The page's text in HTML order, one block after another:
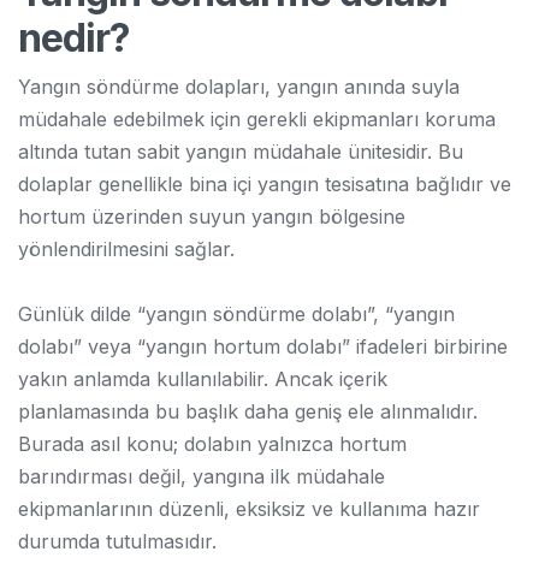
nedir?
Yangın söndürme dolapları, yangın anında suyla
müdahale edebilmek için gerekli ekipmanları koruma
altında tutan sabit yangın müdahale ünitesidir. Bu
dolaplar genellikle bina içi yangın tesisatına bağlıdır ve
hortum üzerinden suyun yangın bölgesine
yönlendirilmesini sağlar.
Günlük dilde “yangın söndürme dolabı”, “yangın
dolabı” veya “yangın hortum dolabı” ifadeleri birbirine
yakın anlamda kullanılabilir. Ancak içerik
planlamasında bu başlık daha geniş ele alınmalıdır.
Burada asıl konu; dolabın yalnızca hortum
barındırması değil, yangına ilk müdahale
ekipmanlarının düzenli, eksiksiz ve kullanıma hazır
durumda tutulmasıdır.